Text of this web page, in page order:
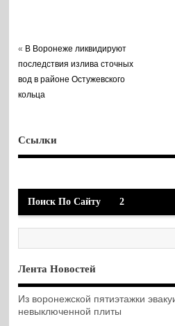
« В Воронеже ликвидируют
последствия излива сточных
вод в районе Остужевского
кольца
Ссылки
Поиск По Сайту 2
Лента Новостей
Из воронежской пятиэтажки
невыключенной плиты